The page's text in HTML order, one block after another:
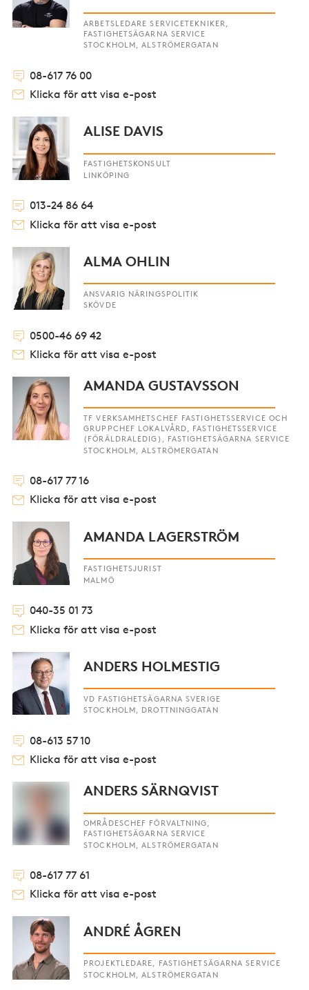
ARBETSLEDARE SERVICETEKNIKER,
FASTIGHETSÄGARNA SERVICE
STOCKHOLM, ALSTRÖMERGATAN
08-617 76 00
Klicka för att visa e-post
ALISE DAVIS
FASTIGHETSKONSULT
LINKÖPING
013-24 86 64
Klicka för att visa e-post
ALMA OHLIN
ANSVARIG NÄRINGSPOLITIK
SKÖVDE
0500-46 69 42
Klicka för att visa e-post
AMANDA GUSTAVSSON
TF VERKSAMHETSCHEF FASTIGHETSSERVICE OCH
GRUPPCHEF LOKALVÅRD, FASTIGHETSSERVICE
(FÖRÄLDRALEDIG), FASTIGHETSÄGARNA SERVICE
STOCKHOLM, ALSTRÖMERGATAN
08-617 77 16
Klicka för att visa e-post
AMANDA LAGERSTRÖM
FASTIGHETSJURIST
MALMÖ
040-35 01 73
Klicka för att visa e-post
ANDERS HOLMESTIG
VD FASTIGHETSÄGARNA SVERIGE
STOCKHOLM, DROTTNINGGATAN
08-613 57 10
Klicka för att visa e-post
ANDERS SÄRNQVIST
OMRÅDESCHEF FÖRVALTNING,
FASTIGHETSÄGARNA SERVICE
STOCKHOLM, ALSTRÖMERGATAN
08-617 77 61
Klicka för att visa e-post
ANDRÉ ÅGREN
PROJEKTLEDARE, FASTIGHETSÄGARNA SERVICE
STOCKHOLM, ALSTRÖMERGATAN